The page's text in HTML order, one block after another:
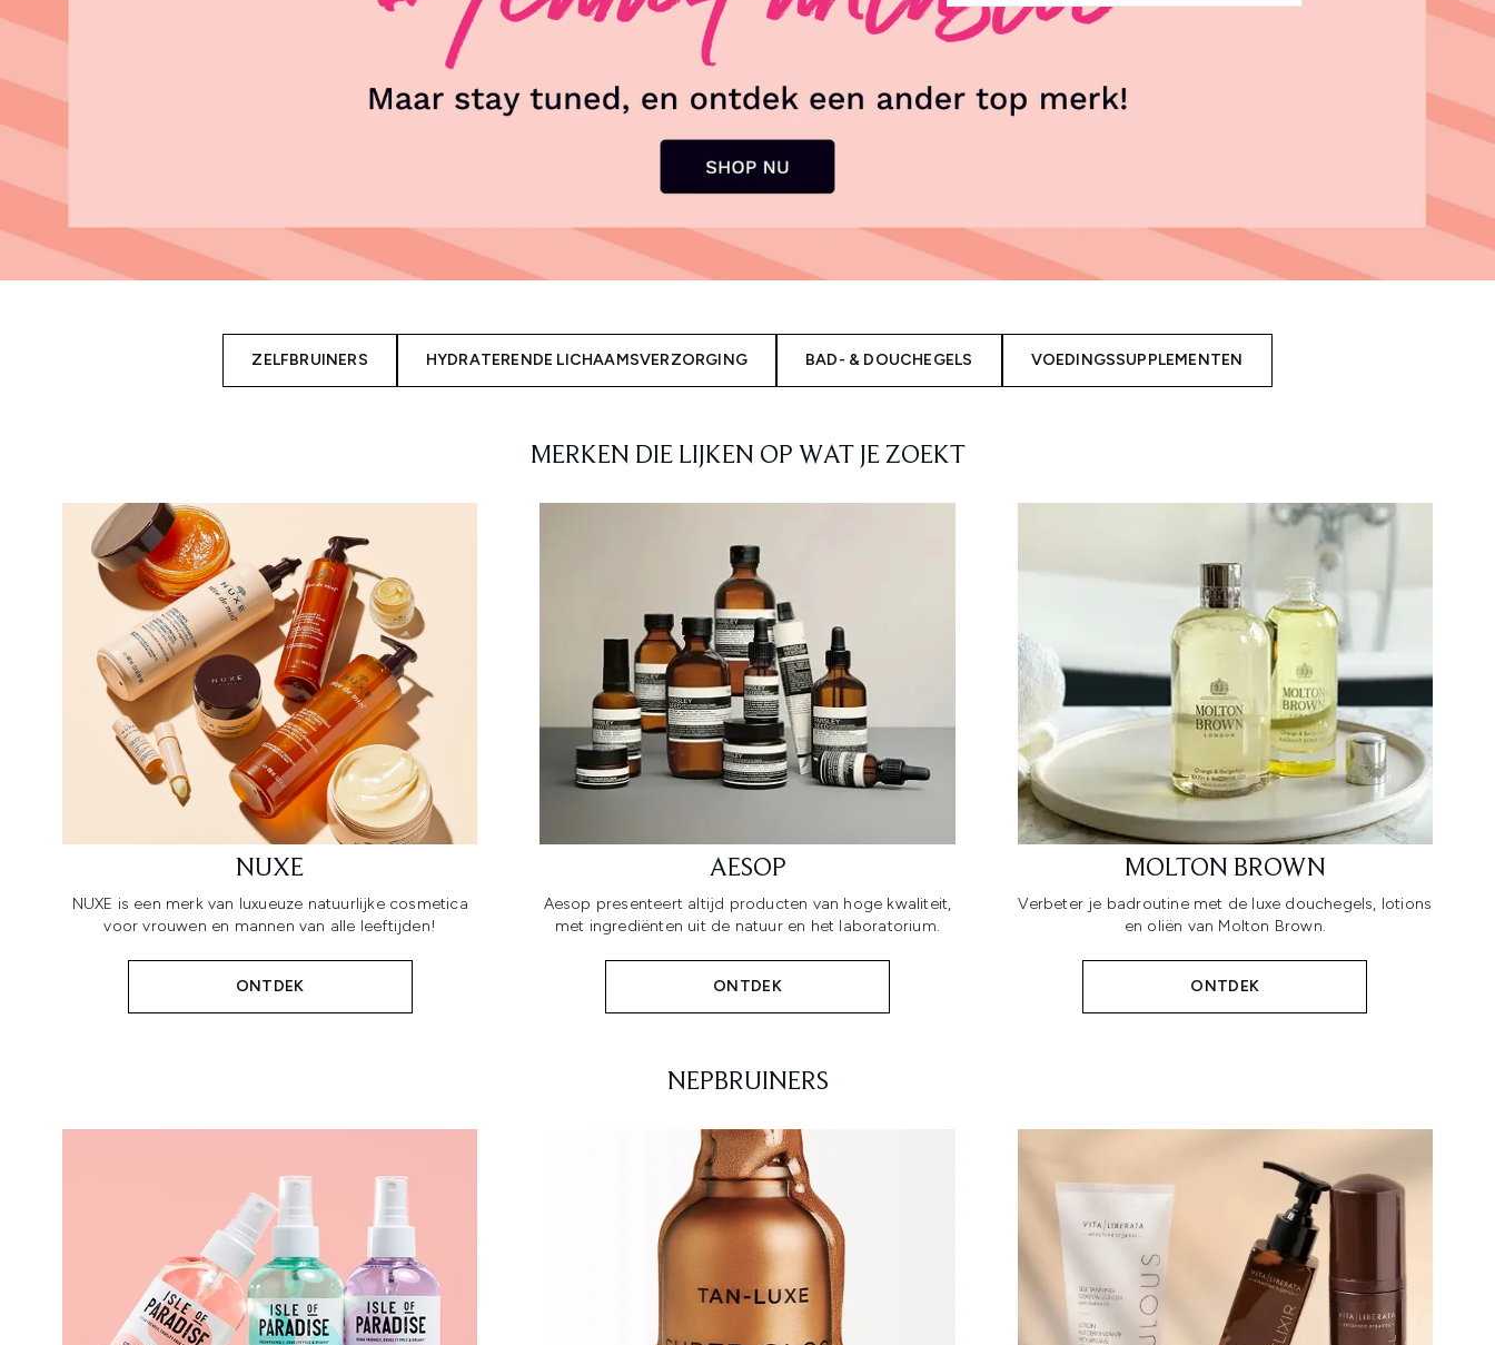
ZELFBRUINERS HYDRATERENDE LICHAAMSVERZORGING BAD- & DOUCHEGELS VOEDINGSSUPPLEMENTEN
MERKEN DIE LIJKEN OP WAT JE ZOEKT
NUXE
NUXE is een merk van luxueuze natuurlijke cosmetica
voor vrouwen en mannen van alle leeftijden!
ONTDEK
AESOP
Aesop presenteert altijd producten van hoge kwaliteit,
met ingrediënten uit de natuur en het laboratorium.
ONTDEK
MOLTON BROWN
Verbeter je badroutine met de luxe douchegels, lotions
en oliën van Molton Brown.
ONTDEK
NEPBRUINERS